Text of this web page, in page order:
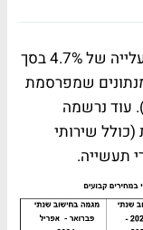
במהלך חודשים פברואר-אפריל נרשמה עלייה של 4.7% בסך
שמפרסמת
עוד נרשמה
(כולל שירותי